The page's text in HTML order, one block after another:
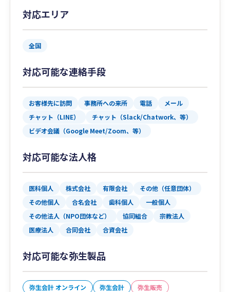
対応エリア
全国
対応可能な連絡手段
お客様先に訪問 事務所への来所 電話
メール
チャット（LINE）
チャット（Slack/Chatwork、等）
ビデオ会議（Google Meet/Zoom、等）
対応可能な法人格
医科個人 株式会社 有限会社
その他（任意団体）
その他個人
合名会社 歯科個人
一般個人
その他法人（NPO団体など）
協同組合
宗教法人
医療法人
合同会社 合資会社
対応可能な弥生製品
弥生会計 オンライン 弥生会計
弥生販売